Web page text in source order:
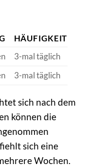
HÄUFIGKEIT
3-mal täglich
3-mal täglich
sich nach dem
können die
sich eine
Wochen.